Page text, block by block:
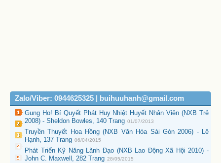
Zalo/Viber: 0944625325 | buihuuhanh@gmail.com
Gung Ho! Bí Quyết Phát Huy Nhiệt Huyết Nhân Viên (NXB Trẻ
2008) - Sheldon Bowles, 140 Trang 01/07/2013
Truyền Thuyết Hoa Hồng (NXB Văn Hóa Sài Gòn 2006) - Lê
Hạnh, 137 Trang 06/04/2015
Phát Triển Kỹ Năng Lãnh Đạo (NXB Lao Động Xã Hội 2010) -
John C. Maxwell, 282 Trang 28/05/2015